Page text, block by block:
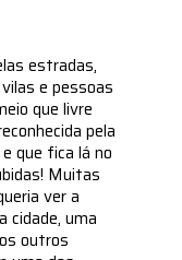
estradas,
e pessoas
que livre
pela
que fica lá no
Muitas
ver a
cidade, uma
outros